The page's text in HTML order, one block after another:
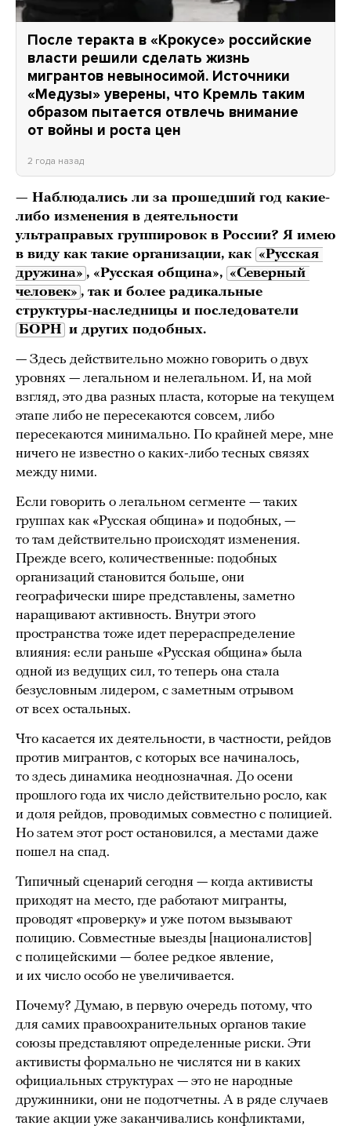
После теракта в «Крокусе» российские
власти решили сделать жизнь
мигрантов невыносимой. Источники
«Медузы» уверены, что Кремль таким
образом пытается отвлечь внимание
от войны и роста цен
2 года назад
— Наблюдались ли за прошедший год какие-
либо изменения в деятельности
ультраправых группировок в России? Я имею
в виду как такие организации, как «Русская
дружина» , «Русская община», «Северный
человек» , так и более радикальные
структуры-наследницы и последователи
БОРН и других подобных.
— Здесь действительно можно говорить о двух
уровнях — легальном и нелегальном. И, на мой
взгляд, это два разных пласта, которые на текущем
этапе либо не пересекаются совсем, либо
пересекаются минимально. По крайней мере, мне
ничего не известно о каких-либо тесных связях
между ними.
Если говорить о легальном сегменте — таких
группах как «Русская община» и подобных, —
то там действительно происходят изменения.
Прежде всего, количественные: подобных
организаций становится больше, они
географически шире представлены, заметно
наращивают активность. Внутри этого
пространства тоже идет перераспределение
влияния: если раньше «Русская община» была
одной из ведущих сил, то теперь она стала
безусловным лидером, с заметным отрывом
от всех остальных.
Что касается их деятельности, в частности, рейдов
против мигрантов, с которых все начиналось,
то здесь динамика неоднозначная. До осени
прошлого года их число действительно росло, как
и доля рейдов, проводимых совместно с полицией.
Но затем этот рост остановился, а местами даже
пошел на спад.
Типичный сценарий сегодня — когда активисты
приходят на место, где работают мигранты,
проводят «проверку» и уже потом вызывают
полицию. Совместные выезды [националистов]
с полицейскими — более редкое явление,
и их число особо не увеличивается.
Почему? Думаю, в первую очередь потому, что
для самих правоохранительных органов такие
союзы представляют определенные риски. Эти
активисты формально не числятся ни в каких
официальных структурах — это не народные
дружинники, они не подотчетны. А в ряде случаев
такие акции уже заканчивались конфликтами,